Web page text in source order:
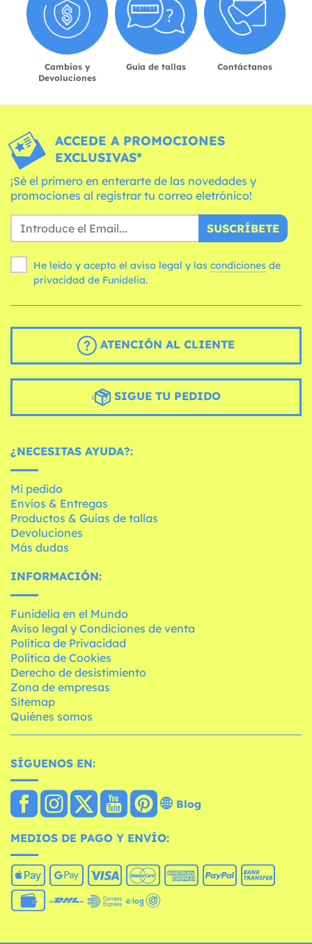
Cambios y
Devoluciones
Guía de tallas Contáctanos
ACCEDE A PROMOCIONES
EXCLUSIVAS*
¡Sé el primero en enterarte de las novedades y
promociones al registrar tu correo eletrónico!
SUSCRÍBETE
He leído y acepto el aviso legal y las condiciones
privacidad de Funidelia.
ATENCIÓN AL CLIENTE
SIGUE TU PEDIDO
¿NECESITAS AYUDA?:
Mi pedido
Envíos & Entregas
Productos & Guías de tallas
Devoluciones
Más dudas
INFORMACIÓN:
Funidelia en el Mundo
Aviso legal y Condiciones de venta
Política de Privacidad
Política de Cookies
Derecho de desistimiento
Zona de empresas
Sitemap
Quiénes somos
SÍGUENOS EN:
Blog
MEDIOS DE PAGO Y ENVÍO: